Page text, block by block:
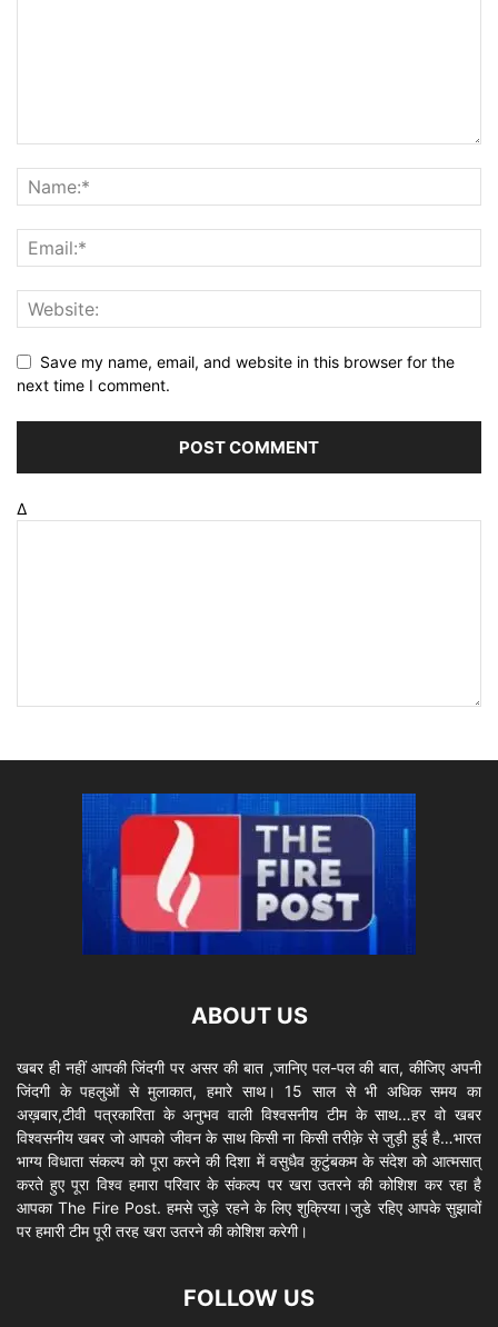
Save my name, email, and website in this browser for the
next time I comment.
Δ
ABOUT US
खबर ही नहीं आपकी जिंदगी पर असर की बात ,जानिए पल-पल की बात, कीजिए अपनी
जिंदगी के पहलुओं से मुलाकात, हमारे साथ। 15 साल से भी अधिक समय का
अख़बार,टीवी पत्रकारिता के अनुभव वाली विश्वसनीय टीम के साथ…हर वो खबर
विश्वसनीय खबर जो आपको जीवन के साथ किसी ना किसी तरीक़े से जुड़ी हुई है…भारत
भाग्य विधाता संकल्प को पूरा करने की दिशा में वसुधैव कुटुंबकम के संदेश को आत्मसात्
करते हुए पूरा विश्व हमारा परिवार के संकल्प पर खरा उतरने की कोशिश कर रहा है
आपका The Fire Post. हमसे जुड़े रहने के लिए शुक्रिया।जुडे रहिए आपके सुझावों
पर हमारी टीम पूरी तरह खरा उतरने की कोशिश करेगी।
FOLLOW US